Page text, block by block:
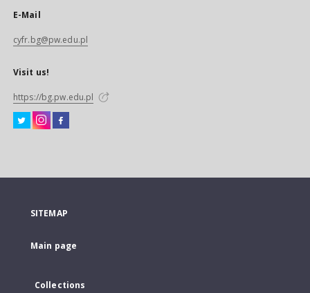
E-Mail
cyfr.bg@pw.edu.pl
Visit us!
https://bg.pw.edu.pl
SITEMAP
Main page
Collections